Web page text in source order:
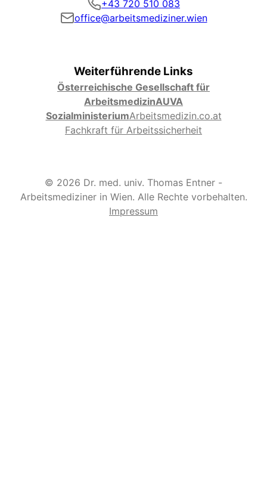
+43 720 510 083
office@arbeitsmediziner.wien
Weiterführende Links
Österreichische Gesellschaft für
ArbeitsmedizinAUVA
SozialministeriumArbeitsmedizin.co.at
Fachkraft für Arbeitssicherheit
© 2026 Dr. med. univ. Thomas Entner -
Arbeitsmediziner in Wien. Alle Rechte vorbehalten.
Impressum